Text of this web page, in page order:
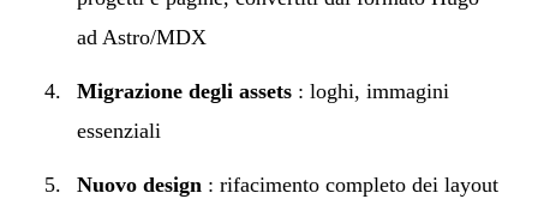
ad Astro/MDX
Migrazione degli assets : loghi, immagini
essenziali
Nuovo design : rifacimento completo dei layout